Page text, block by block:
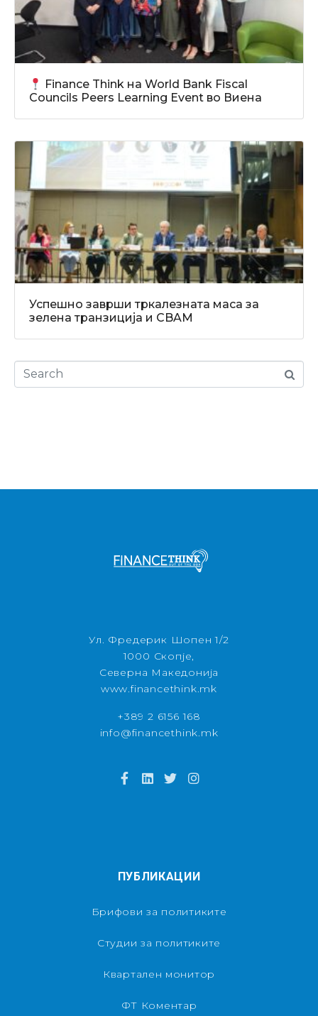
Finance Think на World Bank Fiscal
Councils Peers Learning Event во Виена
Успешно заврши тркалезната маса за
зелена транзиција и CBAM
Ул. Фредерик Шопен 1/2
1000 Скопје,
Северна Македонија
www.financethink.mk
+389 2 6156 168
info@financethink.mk
ПУБЛИКАЦИИ
Брифови за политиките
Студии за политиките
Квартален монитор
ФТ Коментар